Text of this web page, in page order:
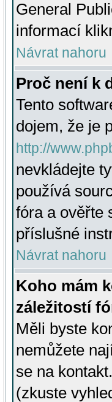
General
informací
Návrat nahoru
Proč není k
Tento
dojem, že je
http://
nevkládejte
používá
fóra a ověřte
příslušné
Návrat nahoru
Koho mám
záležitostí
Měli byste
nemůžete
se na
(zkuste